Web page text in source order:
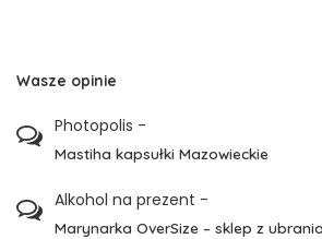
Wasze opinie
Photopolis -
Mastiha kapsułki Mazowieckie
Alkohol na prezent -
Marynarka OverSize – sklep z